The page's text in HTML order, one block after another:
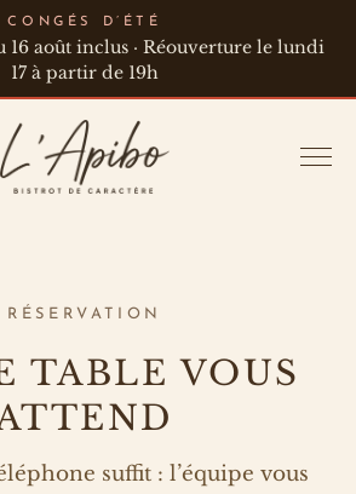
CONGÉS D’ÉTÉ
16 août inclus · Réouverture le lundi
17 à partir de 19h
RÉSERVATION
TABLE VOUS
suffit : l’équipe vous